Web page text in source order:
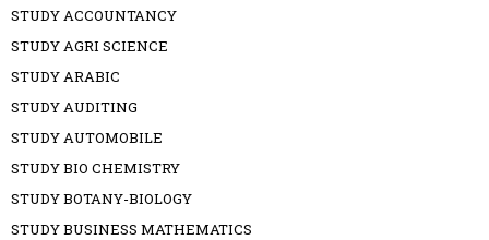
STUDY ACCOUNTANCY
STUDY AGRI SCIENCE
STUDY ARABIC
STUDY AUDITING
STUDY AUTOMOBILE
STUDY BIO CHEMISTRY
STUDY BOTANY-BIOLOGY
STUDY BUSINESS MATHEMATICS